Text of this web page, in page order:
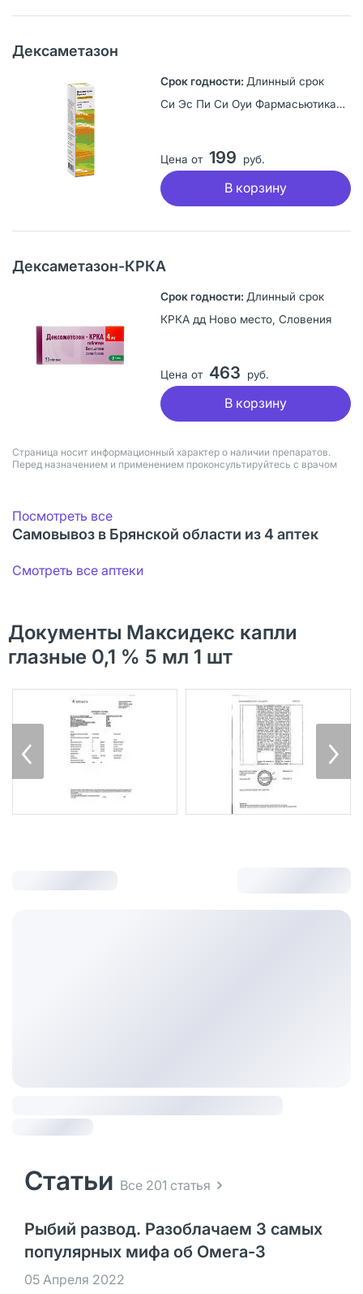
Дексаметазон
Длинный срок
Си Эс Пи Си Оуи Фармасьютикал Ко.Лтд, Китайская Народная Республика
Цена от 199 руб.
В корзину
Дексаметазон-КРКА
Длинный срок
КРКА дд Ново место, Словения
Цена от 463 руб.
В корзину
Страница носит информационный характер о наличии препаратов.
Перед назначением и применением проконсультируйтесь с врачом
Посмотреть все
Самовывоз в Брянской области из 4 аптек
Смотреть все аптеки
Документы Максидекс капли
глазные 0,1 % 5 мл 1 шт
Статьи Все 201 статья
Рыбий развод. Разоблачаем 3 самых
популярных мифа об Омега-3
05 Апреля 2022